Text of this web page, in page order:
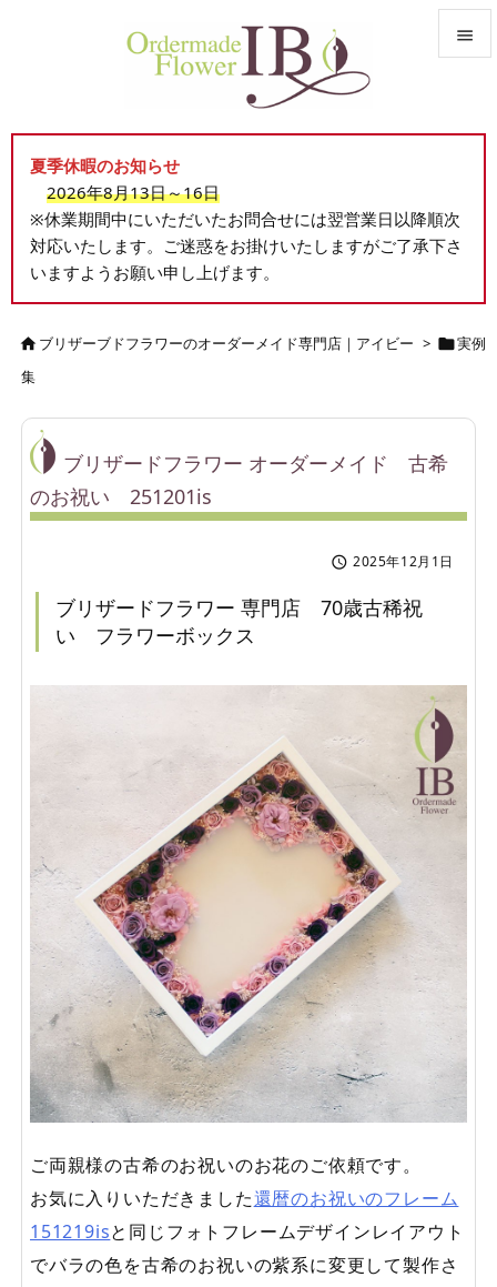


前へ

検索
夏季休暇のお知らせ
2026年8月13日～16日
※休業期間中にいただいたお問合せには翌営業日以降順次
対応いたします。ご迷惑をお掛けいたしますがご了承下さ
いますようお願い申し上げます。
ブリザーブドフラワーのオーダーメイド専門店｜アイビー > 実例
集
ブリザードフラワー オーダーメイド 古希
のお祝い 251201is
 2025年12月1日
ブリザードフラワー 専門店 70歳古稀祝
い フラワーボックス
ご両親様の古希のお祝いのお花のご依頼です。
お気に入りいただきました還暦のお祝いのフレーム
151219isと同じフォトフレームデザインレイアウト
でバラの色を古希のお祝いの紫系に変更して製作さ